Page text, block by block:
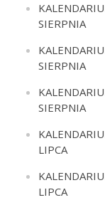
SIERPNIA
SIERPNIA
SIERPNIA
LIPCA
LIPCA